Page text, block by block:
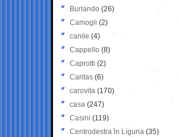
Burlando (26)
Camogli (2)
canile (4)
Cappello (8)
Caprotti (2)
Caritas (6)
carovita (170)
casa (247)
Casini (119)
Centrodestra in Liguria (35)